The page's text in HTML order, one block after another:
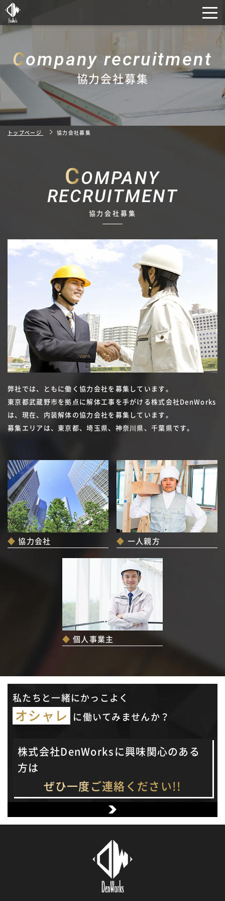
Company recruitment
協力会社募集
トップページ 協力会社募集
COMPANY
RECRUITMENT
協力会社募集
弊社では、ともに働く協力会社を募集しています。
東京都武蔵野市を拠点に解体工事を手がける株式会社DenWorks
は、現在、内装解体の協力会社を募集しています。
募集エリアは、東京都、埼玉県、神奈川県、千葉県です。
協力会社 一人親方
個人事業主
私たちと一緒にかっこよく
オシャレ に働いてみませんか？
株式会社DenWorksに興味関心のある
方は
ぜひ一度ご連絡ください!!